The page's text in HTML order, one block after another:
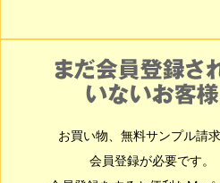
お買い物、無料サンプル請
会員登録が必要です。